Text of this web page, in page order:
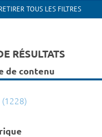
TOUS LES FILTRES
RÉSULTATS
de contenu
(1228)